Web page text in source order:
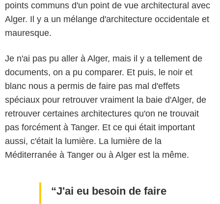
points communs d'un point de vue architectural avec
Alger. Il y a un mélange d'architecture occidentale et
mauresque.
Je n'ai pas pu aller à Alger, mais il y a tellement de
documents, on a pu comparer. Et puis, le noir et
blanc nous a permis de faire pas mal d'effets
spéciaux pour retrouver vraiment la baie d'Alger, de
retrouver certaines architectures qu'on ne trouvait
pas forcément à Tanger. Et ce qui était important
aussi, c'était la lumière. La lumière de la
Méditerranée à Tanger ou à Alger est la même.
J'ai eu besoin de faire